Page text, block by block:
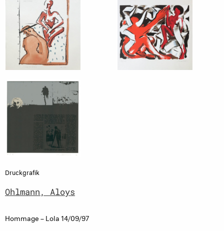
Druckgrafik
Ohlmann, Aloys
Hommage – Lola 14/09/97